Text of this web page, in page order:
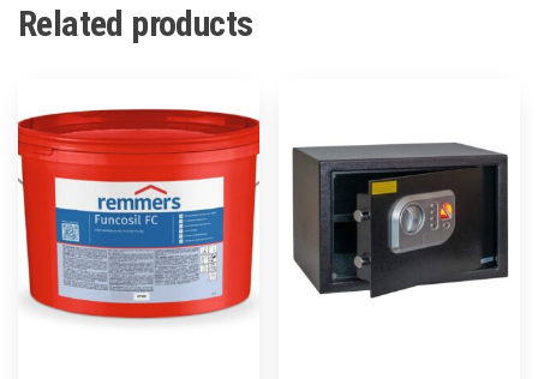
Related products